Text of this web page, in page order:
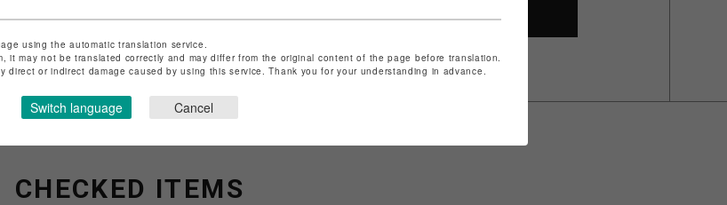
合わせはこちら
CHECKED ITEMS
using the automatic translation service.
it may not be translated correctly and may differ from the original content of the page before translation.
or indirect damage caused by using this service. Thank you for your understanding in advance.
Switch language Cancel